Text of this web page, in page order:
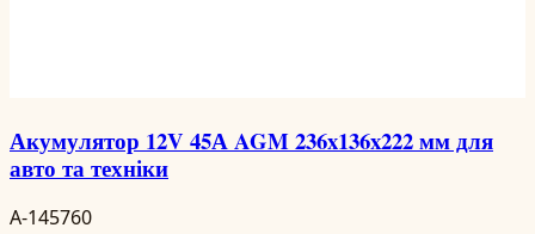
Акумулятор 12V 45А AGM 236x136x222 мм для
авто та техніки
A-145760